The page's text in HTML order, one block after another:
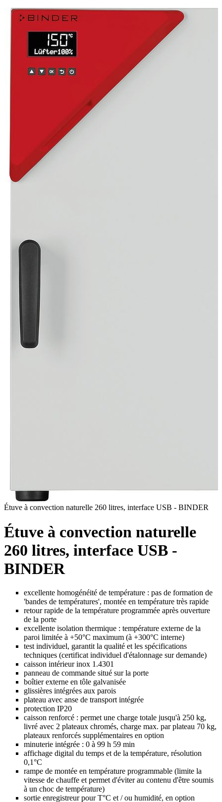
Étuve à convection naturelle 260 litres, interface USB - BINDER
Étuve à convection naturelle
260 litres, interface USB -
BINDER
excellente homogénéité de température : pas de formation de
'bandes de températures', montée en température très rapide
retour rapide de la température programmée après ouverture
de la porte
excellente isolation thermique : température externe de la
paroi limitée à +50°C maximum (à +300°C interne)
test individuel, garantit la qualité et les spécifications
techniques (certificat individuel d'étalonnage sur demande)
caisson intérieur inox 1.4301
panneau de commande situé sur la porte
boîtier externe en tôle galvanisée
glissières intégrées aux parois
plateau avec anse de transport intégrée
protection IP20
caisson renforcé : permet une charge totale jusqu'à 250 kg,
livré avec 2 plateaux chromés, charge max. par plateau 70 kg,
plateaux renforcés supplémentaires en option
minuterie intégrée : 0 à 99 h 59 min
affichage digital du temps et de la température, résolution
0,1°C
rampe de montée en température programmable (limite la
vitesse de chauffe et permet d'éviter au contenu d'être soumis
à un choc de température)
sortie enregistreur pour T°C et / ou humidité, en option